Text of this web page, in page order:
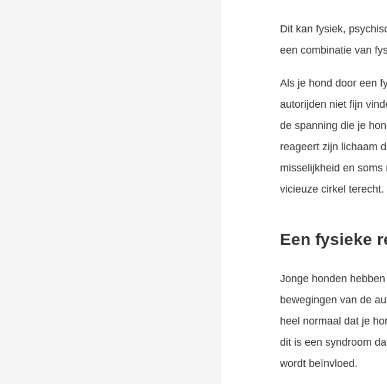
Dit kan fysiek,
een combinatie van
Als je hond door een
autorijden niet fijn
de spanning die je
reageert zijn lichaam
misselijkheid en
vicieuze cirkel terecht.
Een fysieke
Jonge honden
bewegingen van de
heel normaal dat je
dit is een syndroom
wordt beïnvloed.